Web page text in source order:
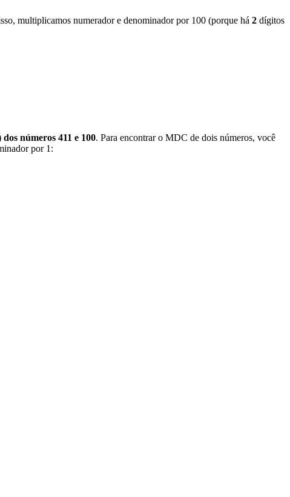
multiplicamos numerador e denominador por 100 (porque há 2 dígitos
números 411 e 100. Para encontrar o MDC de dois números, você
por 1: